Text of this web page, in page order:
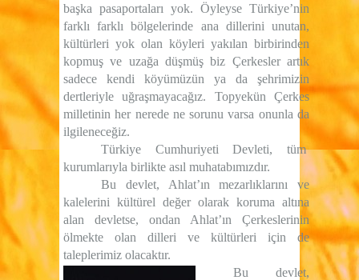
başka pasaportaları yok. Öyleyse Türkiye’nin
farklı farklı bölgelerinde ana dillerini unutan,
kültürleri yok olan köyleri yakılan birbirinden
kopmuş ve uzağa düşmüş biz Çerkesler artık
sadece kendi köyümüzün ya da şehrimizin
dertleriyle uğraşmayacağız. Topyekün Çerkes
milletinin her nerede ne sorunu varsa onunla da
ilgileneceğiz.
Türkiye Cumhuriyeti Devleti, tüm
kurumlarıyla birlikte asıl muhatabımızdır.
Bu devlet, Ahlat’ın mezarlıklarını ve
kalelerini kültürel değer olarak koruma altına
alan devletse, ondan Ahlat’ın Çerkeslerinin
ölmekte olan dilleri ve kültürleri için de
taleplerimiz olacaktır.
Bu devlet,